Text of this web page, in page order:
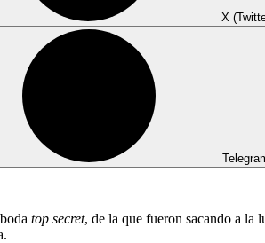
X
top secret, de la que fueron sacando a la